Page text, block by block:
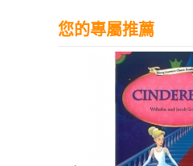
您的專屬推薦